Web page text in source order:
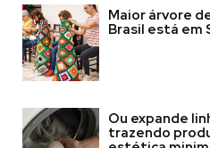
Maior árvore
Brasil está em
Ou expande
trazendo